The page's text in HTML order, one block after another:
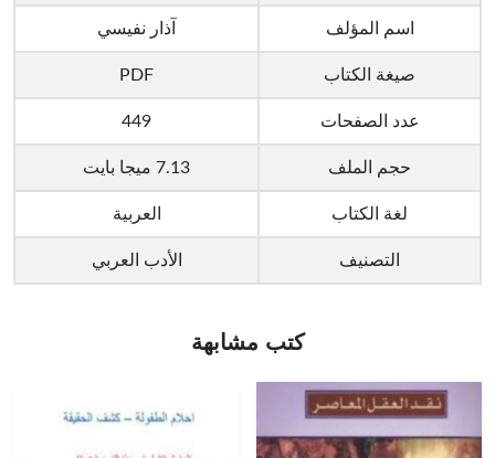
اسم المؤلف آذار نفيسي
صيغة الكتاب PDF
عدد الصفحات 449
حجم الملف 7.13 ميجا بايت
لغة الكتاب العربية
التصنيف الأدب العربي
كتب مشابهة